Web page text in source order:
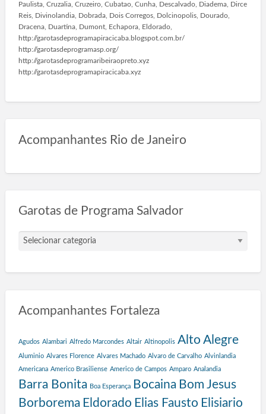
Paulista, Cruzalia, Cruzeiro, Cubatao, Cunha, Descalvado, Diadema, Dirce
Reis, Divinolandia, Dobrada, Dois Corregos, Dolcinopolis, Dourado,
Dracena, Duartina, Dumont, Echapora, Eldorado,
http://garotasdeprogramapiracicaba.blogspot.com.br/
http://garotasdeprogramasp.org/
http://garotasdeprogramaribeiraopreto.xyz
http://garotasdeprogramapiracicaba.xyz
Acompanhantes Rio de Janeiro
Garotas de Programa Salvador
o
s
g
r
Acompanhantes Fortaleza
Agudos Alambari Alfredo Marcondes Altair Altinopolis Alto Alegre
Aluminio Alvares Florence Alvares Machado Alvaro de Carvalho Alvinlandia
Americana Americo Brasiliense Americo de Campos Amparo Analandia
Barra Bonita Boa Esperança Bocaina Bom Jesus
Borborema Eldorado Elias Fausto Elisiario